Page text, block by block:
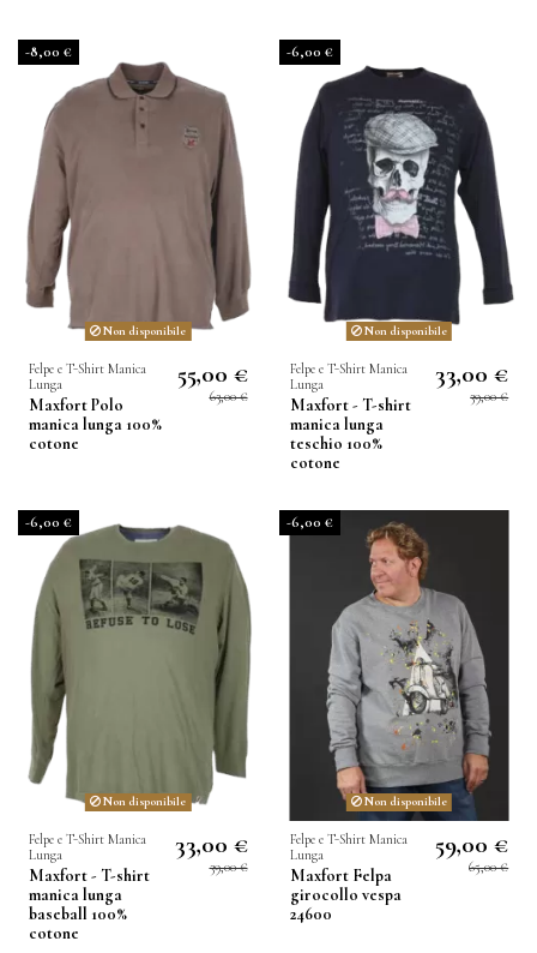
-8,00 €
Non disponibile
Felpe e T-Shirt Manica
Lunga
Maxfort Polo
manica lunga 100%
cotone
55,00 €
63,00 €
-6,00 €
Non disponibile
Felpe e T-Shirt Manica
Lunga
Maxfort - T-shirt
manica lunga
teschio 100%
cotone
33,00 €
39,00 €
-6,00 €
Non disponibile
Felpe e T-Shirt Manica
Lunga
Maxfort - T-shirt
manica lunga
baseball 100%
cotone
33,00 €
39,00 €
-6,00 €
Non disponibile
Felpe e T-Shirt Manica
Lunga
Maxfort Felpa
girocollo vespa
24600
59,00 €
65,00 €